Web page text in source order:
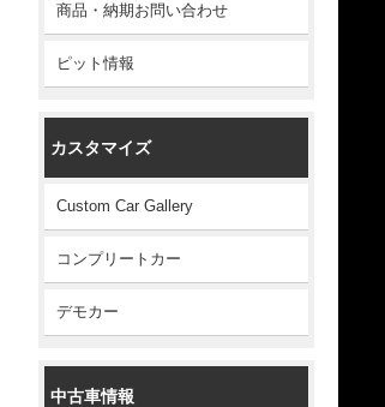
商品・納期お問い合わせ
ピット情報
カスタマイズ
Custom Car Gallery
コンプリートカー
デモカー
中古車情報